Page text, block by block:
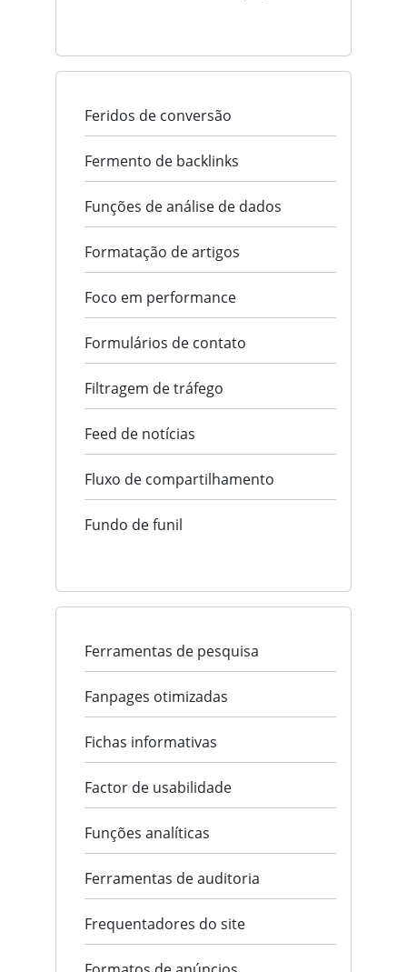
Feridos de conversão
Fermento de backlinks
Funções de análise de dados
Formatação de artigos
Foco em performance
Formulários de contato
Filtragem de tráfego
Feed de notícias
Fluxo de compartilhamento
Fundo de funil
Ferramentas de pesquisa
Fanpages otimizadas
Fichas informativas
Factor de usabilidade
Funções analíticas
Ferramentas de auditoria
Frequentadores do site